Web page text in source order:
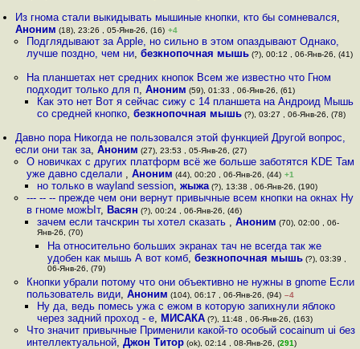
Из гнома стали выкидывать мышиные кнопки, кто бы сомневался,
Аноним (18), 23:26 , 05-Янв-26, (16) +4
Подглядывают за Apple, но сильно в этом опаздывают Однако,
лучше поздно, чем ни, безкнопочная мышь(?), 00:12 , 06-Янв-26, (41)
На планшетах нет средних кнопок Всем же известно что Гном
подходит только для п, Аноним (59), 01:33 , 06-Янв-26, (61)
Как это нет Вот я сейчас сижу с 14 планшета на Андроид Мышь
со средней кнопко, безкнопочная мышь(?), 03:27 , 06-Янв-26, (78)
Давно пора Никогда не пользовался этой функцией Другой вопрос,
если они так за,Аноним (27), 23:53 , 05-Янв-26, (27)
О новичках с других платформ всё же больше заботятся KDE Там
уже давно сделали , Аноним (44), 00:20 , 06-Янв-26, (44) +1
но только в wayland session, жыжа(?), 13:38 , 06-Янв-26, (190)
--- -- -- прежде чем они вернут привычные всем кнопки на окнах Ну
в гноме можЫт, Васян (?), 00:24 , 06-Янв-26, (46)
зачем если тачскрин ты хотел сказать , Аноним (70), 02:00 , 06-
Янв-26, (70)
На относительно больших экранах тач не всегда так же
удобен как мышь А вот комб,безкнопочная мышь (?), 03:39 ,
06-Янв-26, (79)
Кнопки убрали потому что они объективно не нужны в gnome Если
пользователь види, Аноним (104), 06:17 , 06-Янв-26, (94) –4
Ну да, ведь помесь ужа с ежом в которую запихнули яблоко
через задний проход - е, МИСАКА(?), 11:48 , 06-Янв-26, (163)
Что значит привычные Применили какой-то особый cocainum ui без
интеллектуальной, Джон Титор(ok), 02:14 , 08-Янв-26, (291)